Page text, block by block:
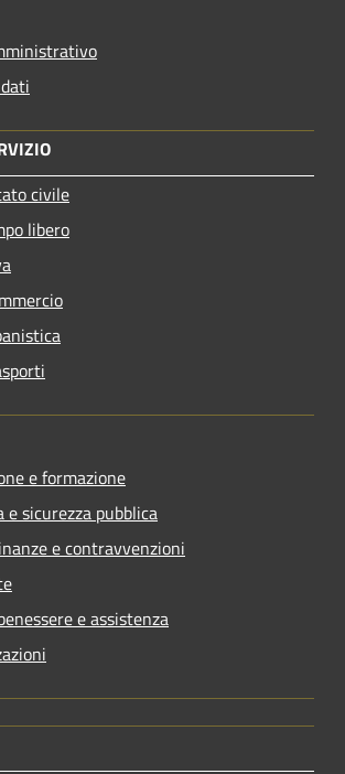
civile
libero
e formazione
e sicurezza pubblica
e contravvenzioni
e assistenza